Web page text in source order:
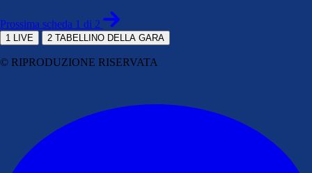
Prossima scheda 1 di 2
1 LIVE 2 TABELLINO DELLA GARA
© RIPRODUZIONE RISERVATA